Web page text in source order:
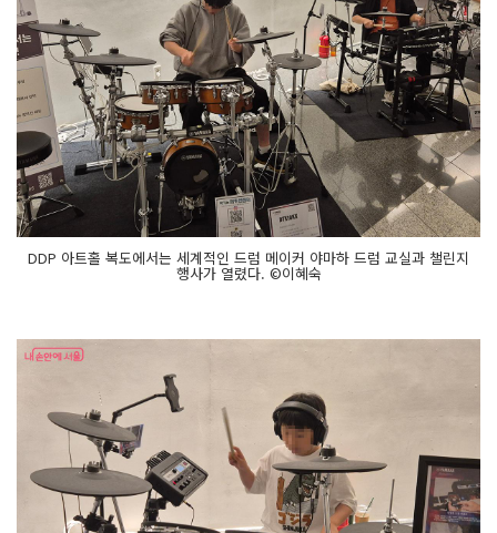
DDP 아트홀 복도에서는 세계적인 드럼 메이커 야마하 드럼 교실과 챌린지
행사가 열렸다. ©이혜숙